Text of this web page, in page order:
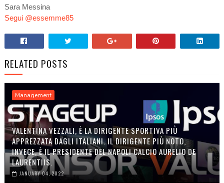
Sara Messina
Segui @essemme85
RELATED POSTS
Management
VALENTINA VEZZALI, È LA DIRIGENTE SPORTIVA PIÙ
APPREZZATA DAGLI ITALIANI. IL DIRIGENTE PIÙ NOTO,
INVECE, È IL PRESIDENTE DEL NAPOLI CALCIO AURELIO DE
LAURENTIIS.
JANUARY 04, 2022